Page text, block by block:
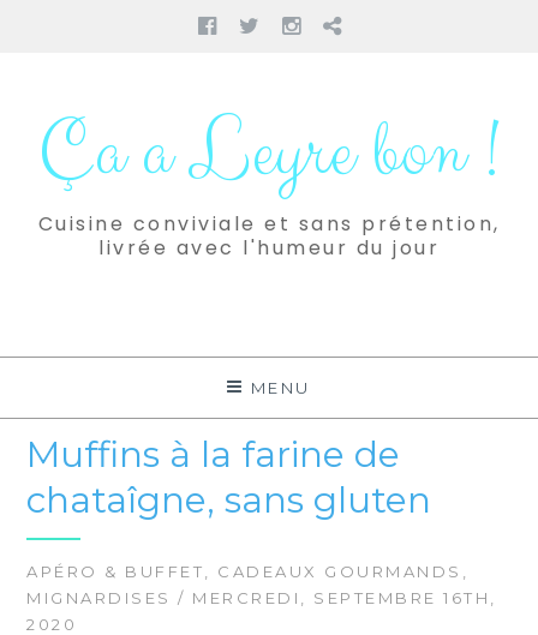
Facebook
TwitterInstagram
Pinterest
contenuÇa a Leyre bon !
Cuisine conviviale et sans prétention,
livrée avec l'humeur du jour
MENU
Muffins à la farine de
chataîgne, sans gluten
APÉRO & BUFFET CADEAUX GOURMANDS
MIGNARDISES / MERCREDI, SEPTEMBRE 16TH,
2020